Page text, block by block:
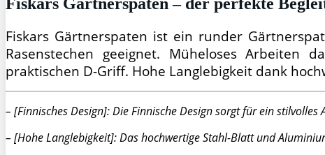
Fiskars Gärtnerspaten ist ein runder
Rasenstechen geeignet. Müheloses Arbeiten
praktischen D-Griff. Hohe Langlebigkeit dank
– [Finnisches Design]: Die Finnische Design sorgt für ein stilvolles
– [Hohe Langlebigkeit]: Das hochwertige Stahl-Blatt und